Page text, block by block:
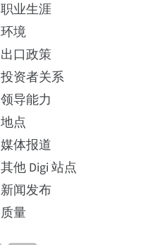
职业生涯
环境
出口政策
投资者关系
领导能力
地点
媒体报道
其他 Digi 站点
新闻发布
质量